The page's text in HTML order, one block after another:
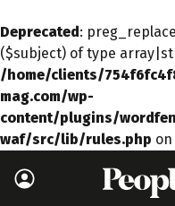
Deprecated:
($subject) of type
/home/clients/
mag.com/wp-
content/plugins/
waf/src/lib/rules.php